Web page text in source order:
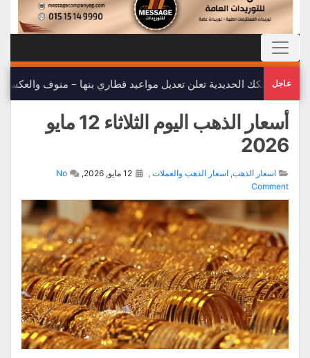
عاجل
هيئة السكك الحديدية تعلن تعديل مواعيد قطاري بنها – منوف والعكس
أسعار الذهب اليوم الثلاثاء 12 مايو
2026
اسعار الذهب, اسعار الذهب والعملات ,
No
Comment